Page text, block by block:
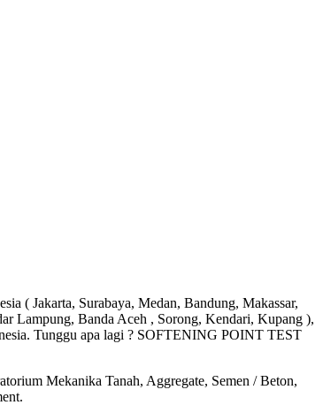
( Jakarta, Surabaya, Medan, Bandung, Makassar,
Lampung, Banda Aceh , Sorong, Kendari, Kupang ),
Tunggu apa lagi ? SOFTENING POINT TEST
Mekanika Tanah, Aggregate, Semen / Beton,